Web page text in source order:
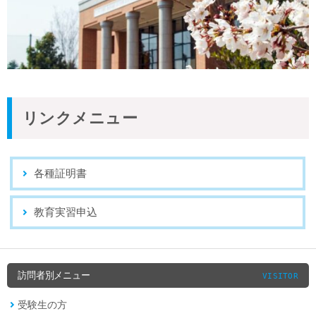
リンクメニュー
各種証明書
教育実習申込
訪問者別メニュー VISITOR
受験生の方